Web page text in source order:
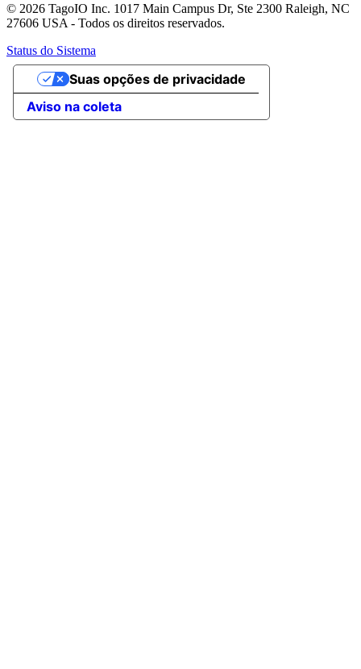
© 2026 TagoIO Inc. 1017 Main Campus Dr, Ste 2300 Raleigh, NC
27606 USA - Todos os direitos reservados.
Status do Sistema
Aviso na coleta
Suas opções de privacidade